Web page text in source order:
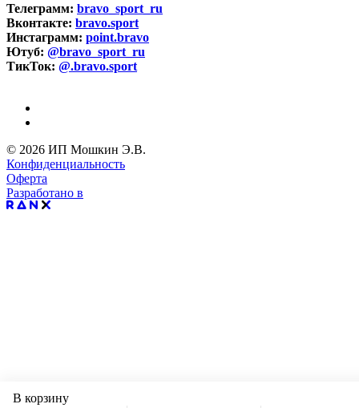
В корзину
Телеграмм: bravo_sport_ru
Вконтакте: bravo.sport
Инстаграмм: point.bravo
Ютуб: @bravo_sport_ru
ТикТок: @.bravo.sport
© 2026 ИП Мошкин Э.В.
Конфиденциальность
Оферта
Разработано в